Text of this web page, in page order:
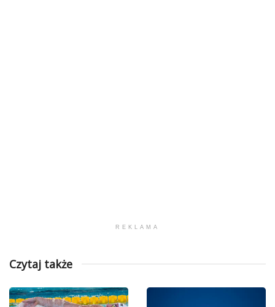
REKLAMA
Czytaj także